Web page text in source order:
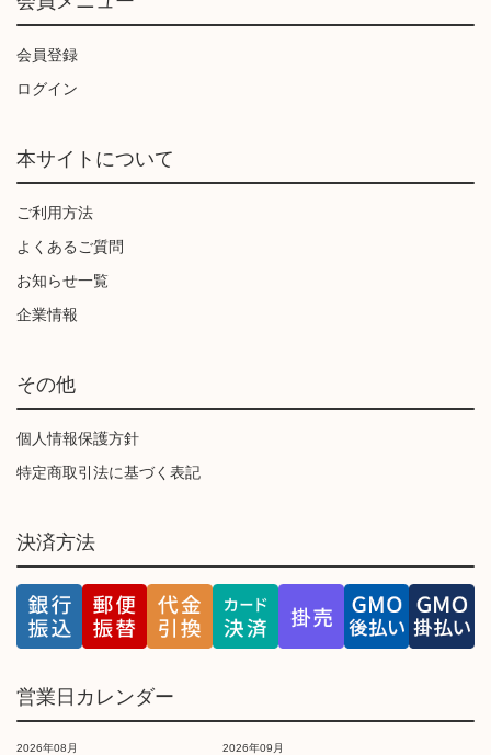
会員登録
ログイン
本サイトについて
ご利用方法
よくあるご質問
お知らせ一覧
企業情報
その他
個人情報保護方針
特定商取引法に基づく表記
決済方法
営業日カレンダー
2026年08月 2026年09月